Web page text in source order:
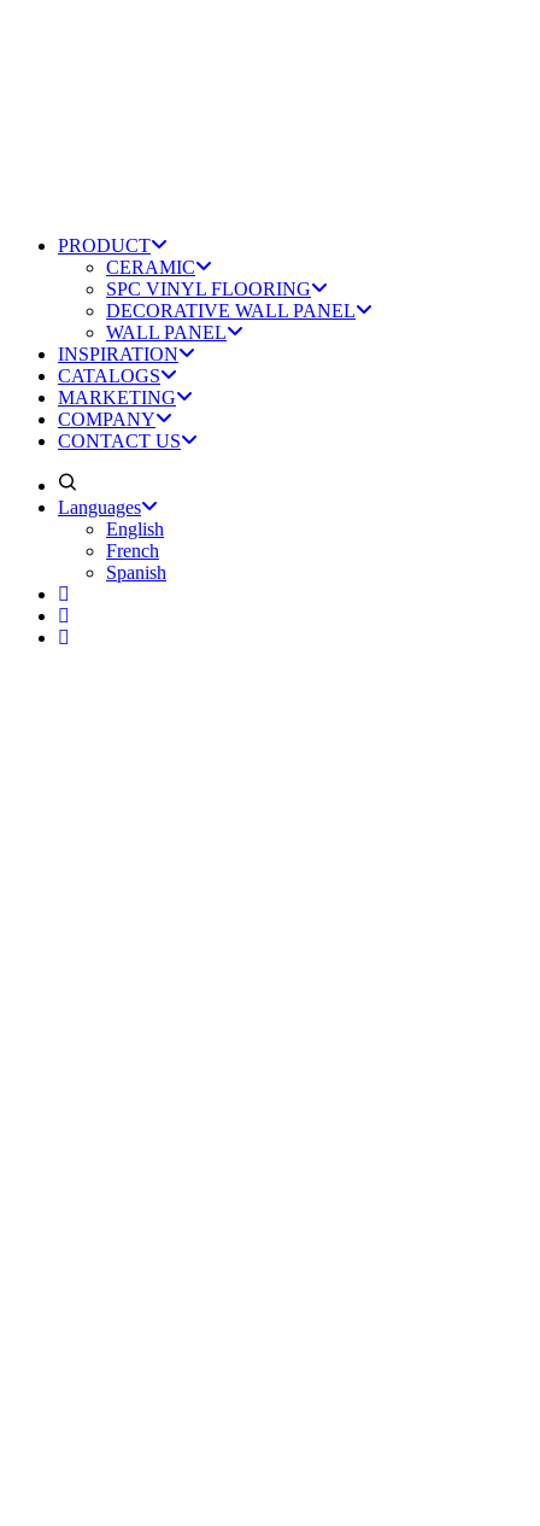
PRODUCT
CERAMIC
SPC VINYL FLOORING
DECORATIVE WALL PANEL
WALL PANEL
INSPIRATION
CATALOGS
MARKETING
COMPANY
CONTACT US
Languages
English
French
Spanish